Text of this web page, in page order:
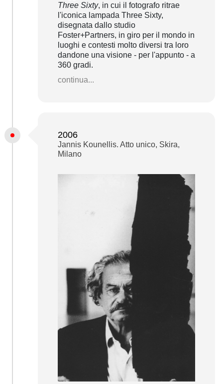
Three Sixty, in cui il fotografo ritrae
l'iconica lampada Three Sixty,
disegnata dallo studio
Foster+Partners, in giro per il mondo in
luoghi e contesti molto diversi tra loro
dandone una visione - per l'appunto - a
360 gradi.
continua...
2006
Jannis Kounellis. Atto unico, Skira,
Milano